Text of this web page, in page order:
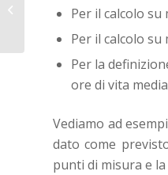
Per il calcolo
Per il calcolo su
Per la
ore di vita
Vediamo ad
dato come
punti di misura e
fosforo e miscela di colori.